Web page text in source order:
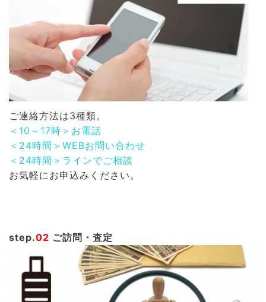
ご連絡方法は3種類。
＜10～17時＞お電話
＜24時間＞WEBお問い合わせ
＜24時間＞ラインでご相談
お気軽にお申込みください。
step.02 ご訪問・査定